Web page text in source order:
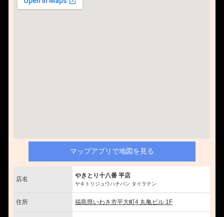
マップアプリで地図を見る
店名 やきとり十八番 平店
ヤキトリジュウハチバン タイラテン
住所 福島県いわき市平大町4 丸亀ビル 1F